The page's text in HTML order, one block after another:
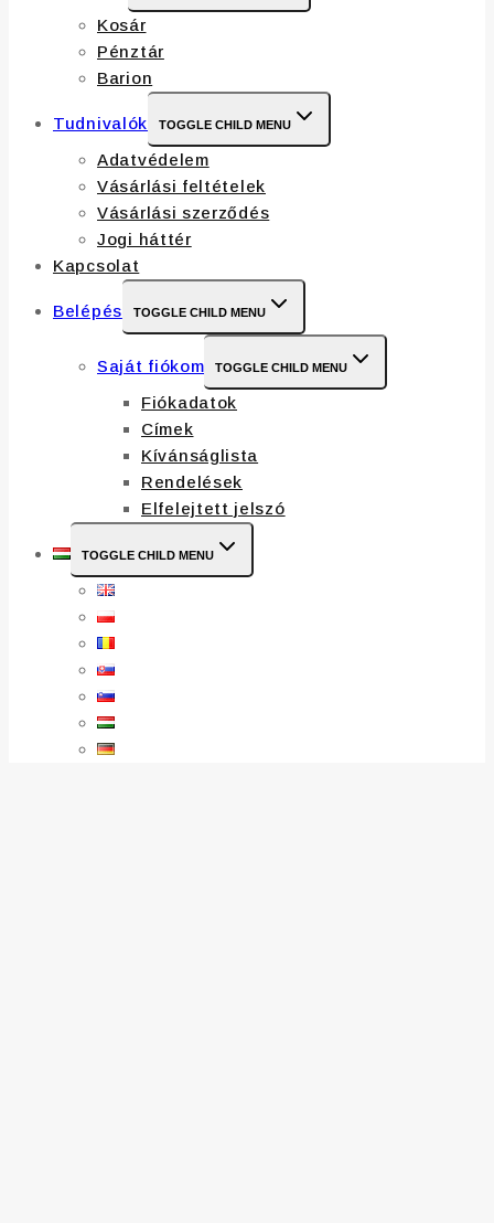
Kosár
Pénztár
Barion
Tudnivalók TOGGLE CHILD MENU
Adatvédelem
Vásárlási feltételek
Vásárlási szerződés
Jogi háttér
Kapcsolat
Belépés TOGGLE CHILD MENU
Saját fiókom TOGGLE CHILD MENU
Fiókadatok
Címek
Kívánságlista
Rendelések
Elfelejtett jelszó
TOGGLE CHILD MENU